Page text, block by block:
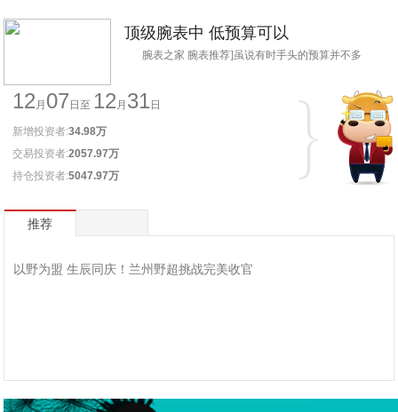
顶级腕表中 低预算可以
腕表之家 腕表推荐]虽说有时手头的预算并不多
12 月 07 日至 12 月 31 日
新增投资者:34.98万
交易投资者:2057.97万
持仓投资者:5047.97万
推荐
以野为盟 生辰同庆！兰州野超挑战完美收官